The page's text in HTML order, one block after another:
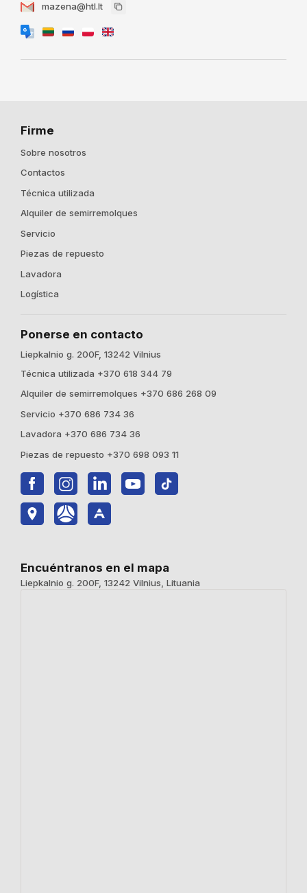
mazena@htl.lt
Firme
Sobre nosotros
Contactos
Técnica utilizada
Alquiler de semirremolques
Servicio
Piezas de repuesto
Lavadora
Logística
Ponerse en contacto
Liepkalnio g. 200F, 13242 Vilnius
Técnica utilizada +370 618 344 79
Alquiler de semirremolques +370 686 268 09
Servicio +370 686 734 36
Lavadora +370 686 734 36
Piezas de repuesto +370 698 093 11
Encuéntranos en el mapa
Liepkalnio g. 200F, 13242 Vilnius, Lituania